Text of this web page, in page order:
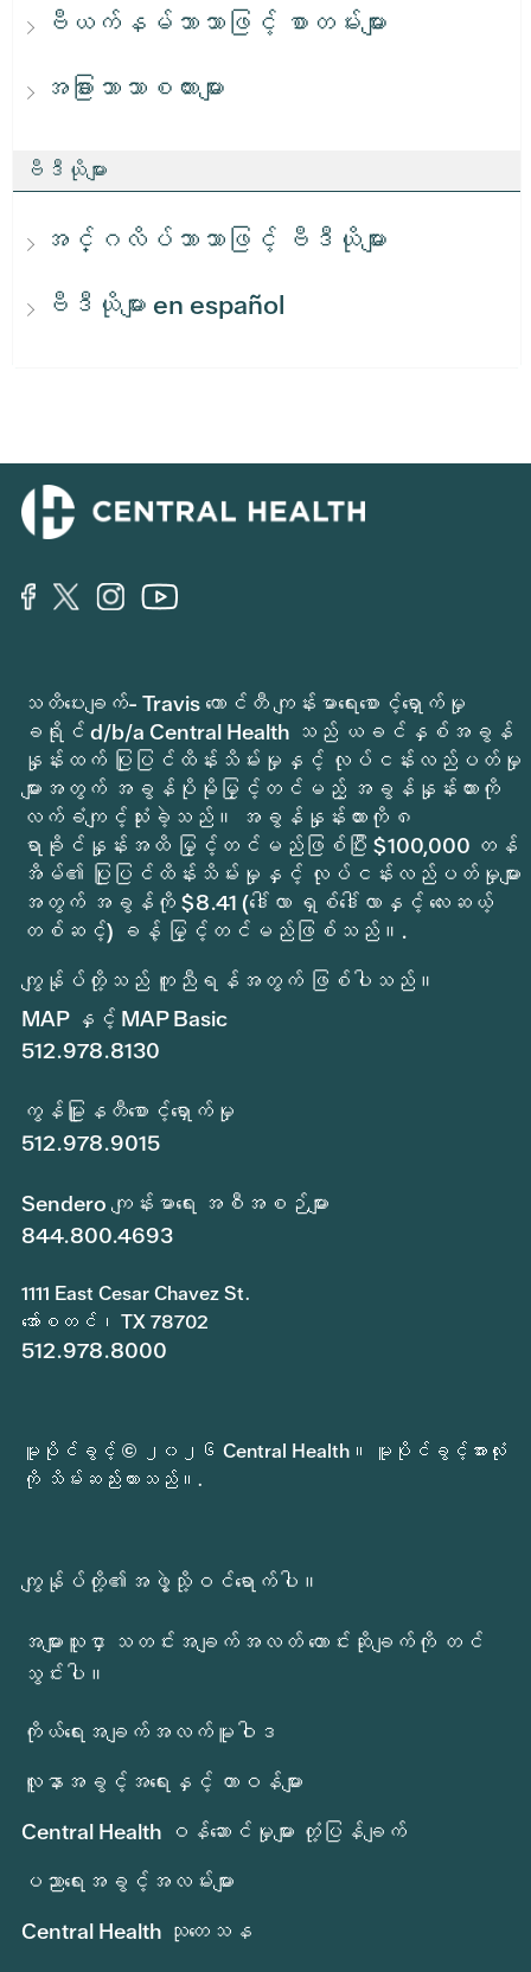
ဗီယက်နမ်ဘာသာဖြင့် စာတမ်းများ
အခြားဘာသာစကားများ
ဗီဒီယိုများ
အင်္ဂလိပ်ဘာသာဖြင့် ဗီဒီယိုများ
ဗီဒီယိုများ en español
သတိပေးချက်- Travis ကောင်တီ ကျန်းမာရေးစောင့်ရှောက်မှု
ခရိုင် d/b/a Central Health သည် ယခင်နှစ်အခွန်
နှုန်းထက် ပြုပြင်ထိန်းသိမ်းမှုနှင့် လုပ်ငန်းလည်ပတ်မှု
များအတွက် အခွန်ပိုမိုမြှင့်တင်မည့် အခွန်နှုန်းထားကို
လက်ခံကျင့်သုံးခဲ့သည်။ အခွန်နှုန်းထားကို ၈
ရာခိုင်နှုန်းအထိ မြှင့်တင်မည်ဖြစ်ပြီး $100,000 တန်
အိမ်၏ ပြုပြင်ထိန်းသိမ်းမှုနှင့် လုပ်ငန်းလည်ပတ်မှုများ
အတွက် အခွန်ကို $8.41 (ဒေါ်လာ ရှစ်ဒေါ်လာနှင့် လေးဆယ့်
တစ်ဆင့်) ခန့် မြှင့်တင်မည်ဖြစ်သည်။.
ကျွန်ုပ်တို့သည် ကူညီရန်အတွက် ဖြစ်ပါသည်။
MAP နှင့် MAP Basic
512.978.8130
ကွန်မြူနတီစောင့်ရှောက်မှု
512.978.9015
Sendero ကျန်းမာရေး အစီအစဉ်များ
844.800.4693
1111 East Cesar Chavez St.
အော်စတင်၊ TX 78702
512.978.8000
မူပိုင်ခွင့် © ၂၀၂၆ Central Health။ မူပိုင်ခွင့်အားလုံး
ကို သိမ်းဆည်းထားသည်။.
ကျွန်ုပ်တို့၏အဖွဲ့သို့ဝင်ရောက်ပါ။
အများသူငှာ သတင်းအချက်အလတ် တောင်းဆိုချက်ကို တင်
သွင်းပါ။
ကိုယ်ရေးအချက်အလက်မူဝါဒ
လူနာအခွင့်အရေးနှင့် တာဝန်များ
Central Health ဝန်ဆောင်မှုများ တုံ့ပြန်ချက်
ပညာရေးအခွင့်အလမ်းများ
Central Health သုတေသန